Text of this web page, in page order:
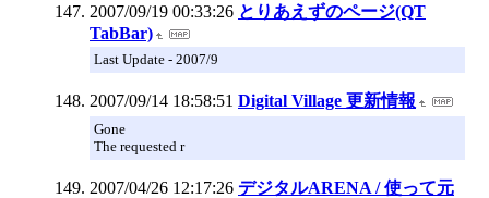
2007/09/19 00:33:26 とりあえずのページ(QT
TabBar)
Last Update - 2007/9
2007/09/14 18:58:51 Digital Village 更新情報
Gone
The requested r
2007/04/26 12:17:26 デジタルARENA / 使って元